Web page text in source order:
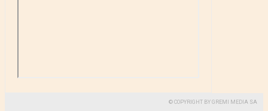
© COPYRIGHT BY GREMI MEDIA SA